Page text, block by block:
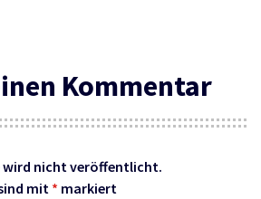
Kommentar
wird nicht veröffentlicht.
mit * markiert